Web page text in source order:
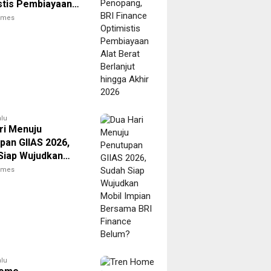
Pembiayaan
Berlanjut
Menuju
GIIAS 2026,
Wujudkan
Bersama